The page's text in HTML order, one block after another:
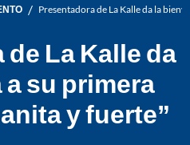
/ Presentadora de La Kalle da la
La Kalle da
su primera
y fuerte”